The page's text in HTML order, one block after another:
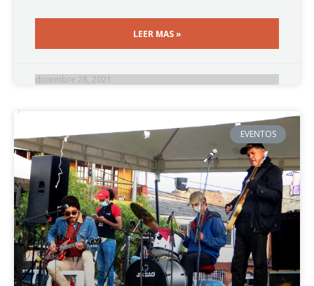
LEER MAS »
diciembre 28, 2021
EVENTOS